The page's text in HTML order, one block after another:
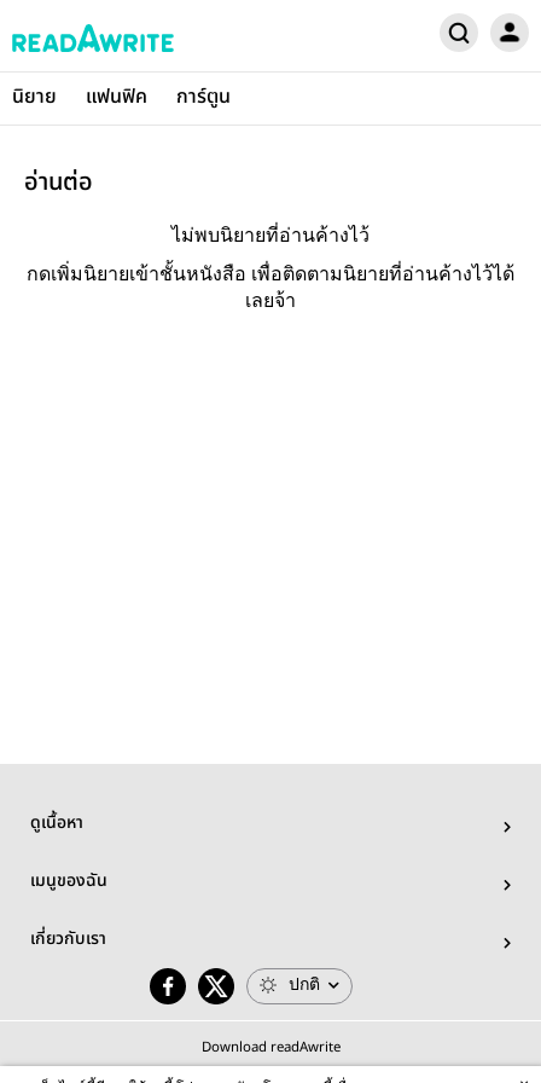
นิยาย แฟนฟิค การ์ตูน
อ่านต่อ
ไม่พบนิยายที่อ่านค้างไว้
กดเพิ่มนิยายเข้าชั้นหนังสือ เพื่อติดตามนิยายที่อ่านค้างไว้ได้
เลยจ้า
ดูเนื้อหา
เมนูของฉัน
เกี่ยวกับเรา
ปกติ
Download readAwrite